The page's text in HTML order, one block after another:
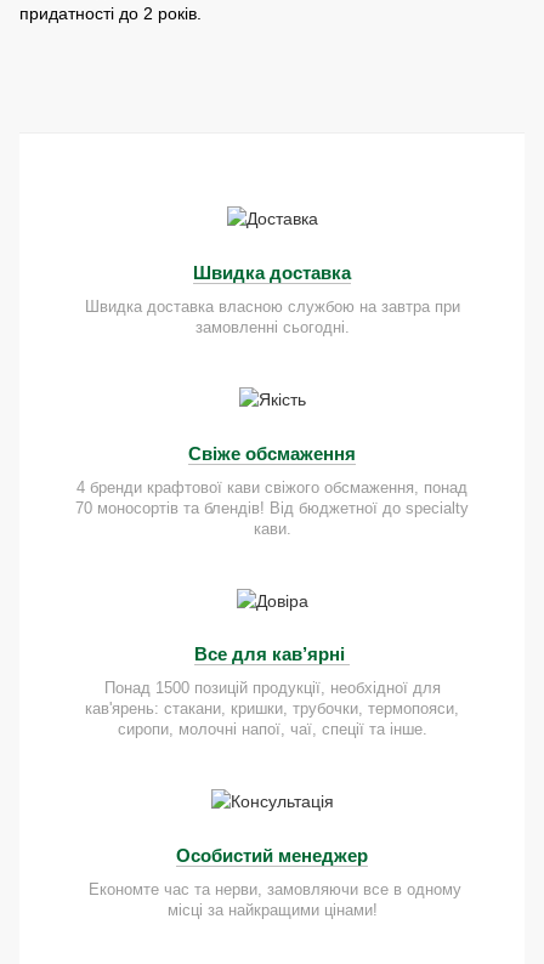
придатності до 2 років.
Швидка доставка
Швидка доставка власною службою на завтра при
замовленні сьогодні.
Свіже обсмаження
4 бренди крафтової кави свіжого обсмаження, понад
70 моносортів та блендів! Від бюджетної до specialty
кави.
Все для кав’ярні
Понад 1500 позицій продукції, необхідної для
кав'ярень: стакани, кришки, трубочки, термопояси,
сиропи, молочні напої, чаї, спеції та інше.
Особистий менеджер
Економте час та нерви, замовляючи все в одному
місці за найкращими цінами!